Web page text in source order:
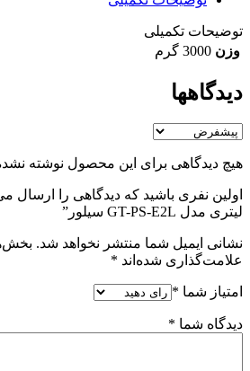
توضیحات تکمیلی
وزن 3000 گرم
دیدگاهها
هیچ دیدگاهی برای این محصول نوشته
لیتری مدل GT-PS-E2L سیلور”
نشانی ایمیل شما منتشر نخواهد شد.
علامت‌گذاری شده‌اند *
امتیاز شما *
دیدگاه شما *